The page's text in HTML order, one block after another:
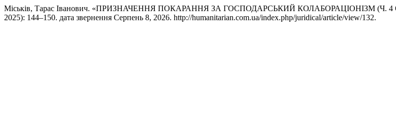
Міськів, Тарас Іванович. «ПРИЗНАЧЕННЯ ПОКАРАННЯ ЗА ГОСПОДАРСЬКИЙ КОЛАБОРАЦІОНІЗМ (Ч. 4
2025): 144–150. дата звернення Серпень 8, 2026. http://humanitarian.com.ua/index.php/juridical/article/view/132.